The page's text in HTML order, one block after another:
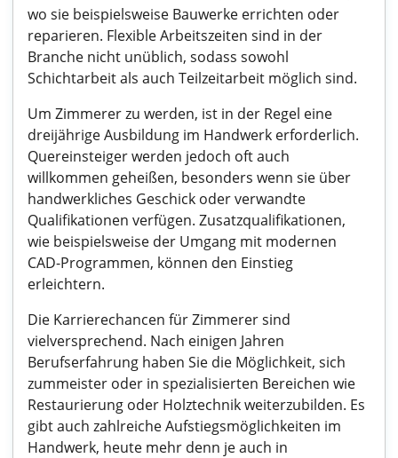
wo sie beispielsweise Bauwerke errichten oder
reparieren. Flexible Arbeitszeiten sind in der
Branche nicht unüblich, sodass sowohl
Schichtarbeit als auch Teilzeitarbeit möglich sind.
Um Zimmerer zu werden, ist in der Regel eine
dreijährige Ausbildung im Handwerk erforderlich.
Quereinsteiger werden jedoch oft auch
willkommen geheißen, besonders wenn sie über
handwerkliches Geschick oder verwandte
Qualifikationen verfügen. Zusatzqualifikationen,
wie beispielsweise der Umgang mit modernen
CAD-Programmen, können den Einstieg
erleichtern.
Die Karrierechancen für Zimmerer sind
vielversprechend. Nach einigen Jahren
Berufserfahrung haben Sie die Möglichkeit, sich
zummeister oder in spezialisierten Bereichen wie
Restaurierung oder Holztechnik weiterzubilden. Es
gibt auch zahlreiche Aufstiegsmöglichkeiten im
Handwerk, heute mehr denn je auch in